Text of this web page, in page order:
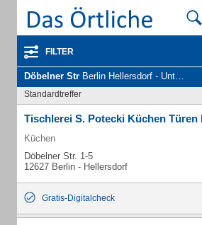
FILTER
Döbelner Str Berlin Hellersdorf - Unternehmen und Personen
Standardtreffer
Tischlerei S. Potecki Küchen Türen
Küchen
Döbelner Str. 1-5
12627 Berlin - Hellersdorf
Gratis-Digitalcheck